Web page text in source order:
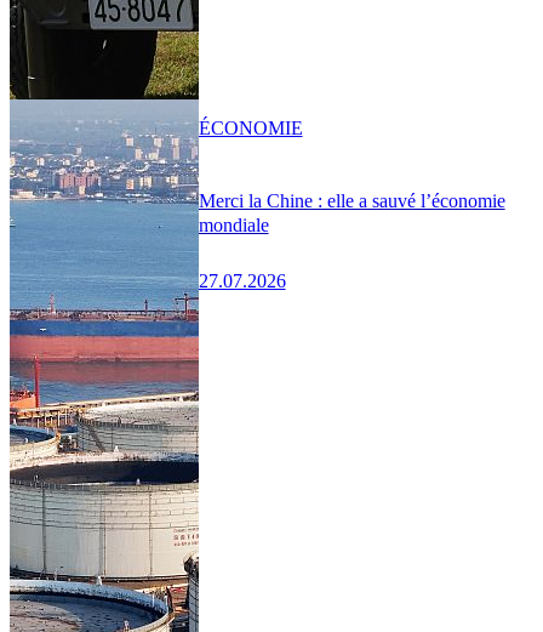
Merci la Chine : elle a sauvé l’économie
mondiale
27.07.2026
ÉCONOMIE